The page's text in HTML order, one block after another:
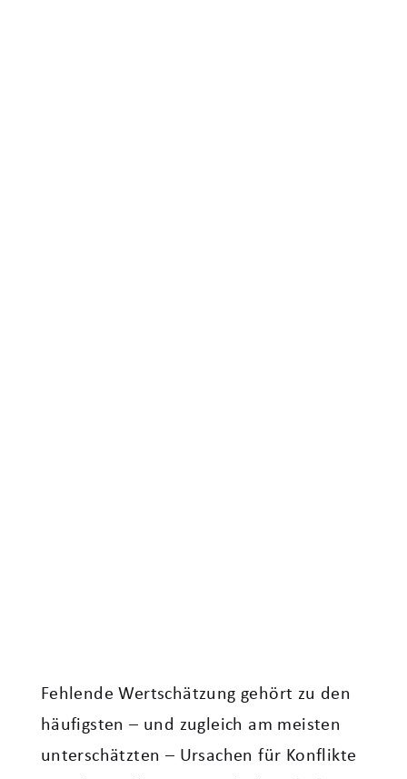
Fehlende Wertschätzung gehört zu den
häufigsten – und zugleich am meisten
unterschätzten – Ursachen für Konflikte